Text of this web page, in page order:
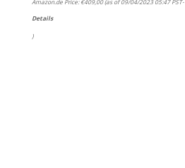
Amazon.de Price:€409,00(as of 09/04/2023 05:47 PST-
Details
)